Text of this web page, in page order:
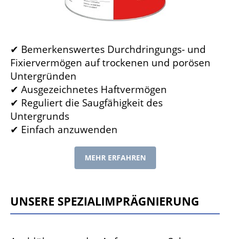
✔ Bemerkenswertes Durchdringungs- und
Fixiervermögen auf trockenen und porösen
Untergründen
✔ Ausgezeichnetes Haftvermögen
✔ Reguliert die Saugfähigkeit des
Untergrunds
✔ Einfach anzuwenden
MEHR ERFAHREN
Unsere Spezialimprägnierung